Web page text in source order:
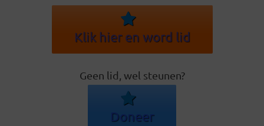
Klik hier en word lid
Geen lid, wel steunen?
Doneer